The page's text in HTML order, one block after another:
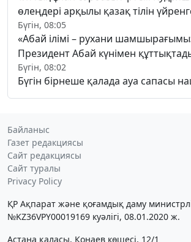
өлеңдері арқылы қазақ тілін
Бүгін, 08:05
«Абай ілімі – рухани
Президент Абай күнімен
Бүгін, 08:02
Бүгін бірнеше қалада ауа сапасы
Байланыс
Газет редакциясы
Сайт редакциясы
Сайт туралы
Privacy Policy
ҚР Ақпарат және қоғамдық даму
№KZ36VPY00019169 куәлігі, 08.01.2020 ж.
Астана қаласы, Қонаев көшесі, 12/1